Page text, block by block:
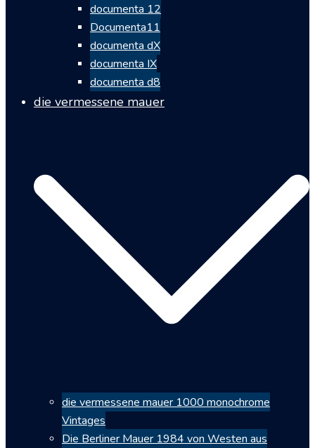
documenta 12
Documenta11
documenta dX
documenta IX
documenta d8
die vermessene mauer
die vermessene mauer 1000 monochrome
Vintages
Die Berliner Mauer 1984 von Westen aus